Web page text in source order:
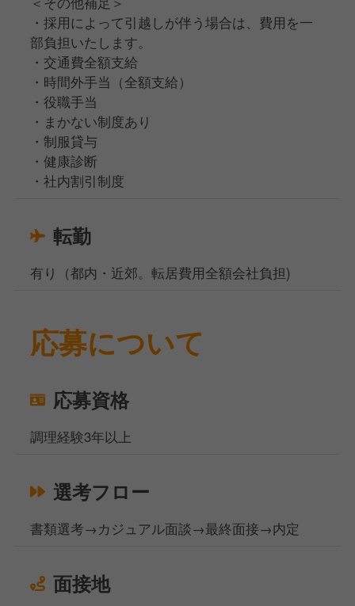
・採用によって引越しが伴う場合は、費用を一
部負担いたします。
・交通費全額支給
・時間外手当（全額支給）
・役職手当
・まかない制度あり
・制服貸与
・健康診断
・社内割引制度
転勤
有り（都内・近郊。転居費用全額会社負担)
応募について
応募資格
調理経験3年以上
選考フロー
書類選考→カジュアル面談→最終面接→内定
面接地